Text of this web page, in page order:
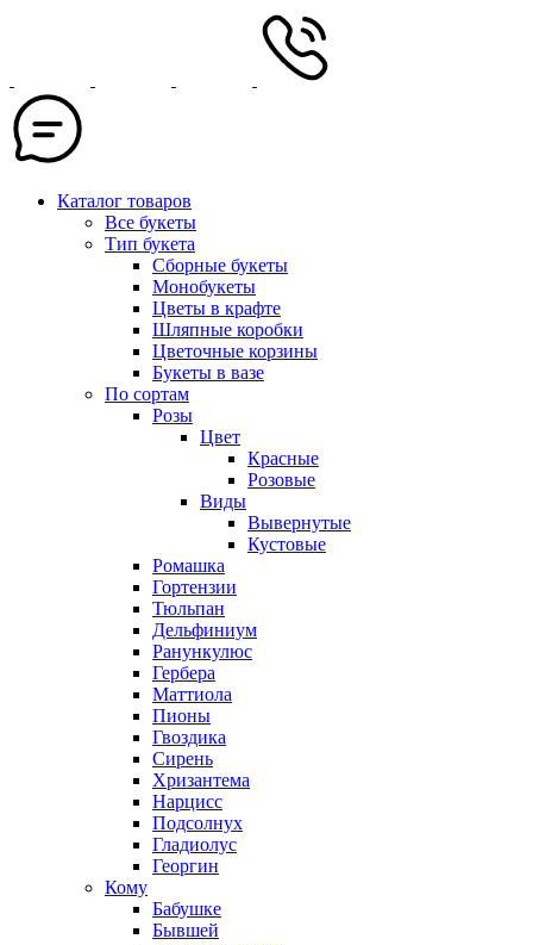
Каталог товаров
Все букеты
Тип букета
Сборные букеты
Монобукеты
Цветы в крафте
Шляпные коробки
Цветочные корзины
Букеты в вазе
По сортам
Розы
Цвет
Красные
Розовые
Виды
Вывернутые
Кустовые
Ромашка
Гортензии
Тюльпан
Дельфиниум
Ранункулюс
Гербера
Маттиола
Пионы
Гвоздика
Сирень
Хризантема
Нарцисс
Подсолнух
Гладиолус
Георгин
Кому
Бабушке
Бывшей